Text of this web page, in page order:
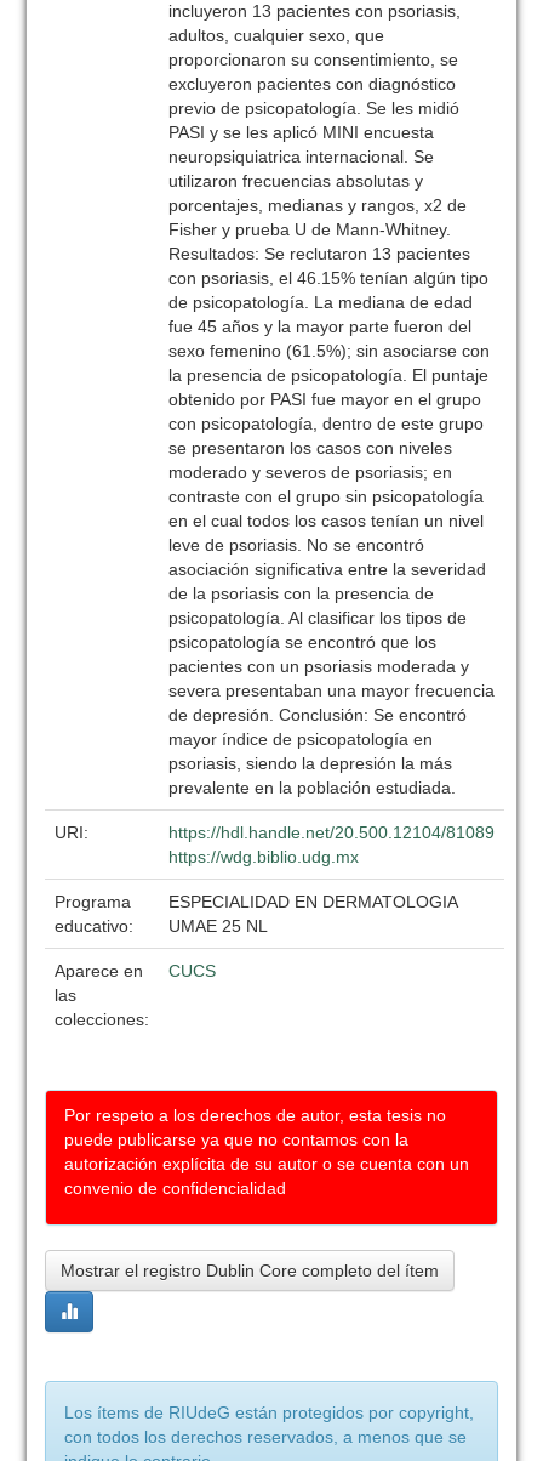
incluyeron 13 pacientes con psoriasis,
adultos, cualquier sexo, que
proporcionaron su consentimiento, se
excluyeron pacientes con diagnóstico
previo de psicopatología. Se les midió
PASI y se les aplicó MINI encuesta
neuropsiquiatrica internacional. Se
utilizaron frecuencias absolutas y
porcentajes, medianas y rangos, x2 de
Fisher y prueba U de Mann-Whitney.
Resultados: Se reclutaron 13 pacientes
con psoriasis, el 46.15% tenían algún tipo
de psicopatología. La mediana de edad
fue 45 años y la mayor parte fueron del
sexo femenino (61.5%); sin asociarse con
la presencia de psicopatología. El puntaje
obtenido por PASI fue mayor en el grupo
con psicopatología, dentro de este grupo
se presentaron los casos con niveles
moderado y severos de psoriasis; en
contraste con el grupo sin psicopatología
en el cual todos los casos tenían un nivel
leve de psoriasis. No se encontró
asociación significativa entre la severidad
de la psoriasis con la presencia de
psicopatología. Al clasificar los tipos de
psicopatología se encontró que los
pacientes con un psoriasis moderada y
severa presentaban una mayor frecuencia
de depresión. Conclusión: Se encontró
mayor índice de psicopatología en
psoriasis, siendo la depresión la más
prevalente en la población estudiada.
URI:
https://hdl.handle.net/20.500.12104/81089
https://wdg.biblio.udg.mx
Programa
educativo:
ESPECIALIDAD EN DERMATOLOGIA
UMAE 25 NL
Aparece en
las
colecciones:
CUCS
Por respeto a los derechos de autor, esta tesis no
puede publicarse ya que no contamos con la
autorización explícita de su autor o se cuenta con un
convenio de confidencialidad
Mostrar el registro Dublin Core completo del ítem
Los ítems de RIUdeG están protegidos por copyright,
con todos los derechos reservados, a menos que se